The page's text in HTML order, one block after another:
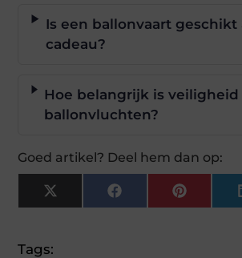
Is een ballonvaart geschikt
cadeau?
Hoe belangrijk is veiligheid
ballonvluchten?
Goed artikel? Deel hem dan op:
X
(Twitter)
Facebook
Tags: